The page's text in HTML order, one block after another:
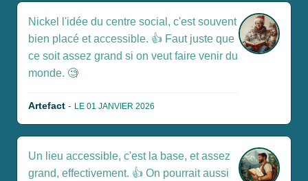
Nickel l'idée du centre social, c'est souvent
bien placé et accessible. 👍 Faut juste que
ce soit assez grand si on veut faire venir du
monde. 🧐
Artefact - LE 01 JANVIER 2026
Un lieu accessible, c'est la base, et assez
grand, effectivement. 👍 On pourrait aussi